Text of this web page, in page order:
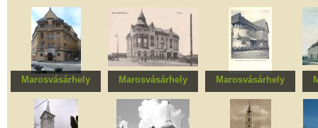
Marosvásárhely
Munkaügy székhelye,
egykori Avram Iancu
román inasotthon
Marosvásárhely
Federalcoop Bank,
irodaépület, volt
Albina Bank
Marosvásárhely
Ipari és Kereskedelmi
Kamara